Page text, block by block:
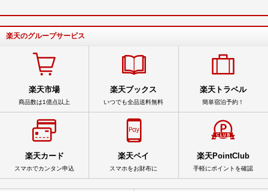
楽天のグループサービス
楽天市場
商品数は1億点以上
楽天ブックス
いつでも全品送料無料
楽天トラベル
簡単宿泊予約！
楽天カード
スマホでカンタン申込
楽天ペイ
スマホをお財布に
楽天PointClub
手軽にポイントを確認